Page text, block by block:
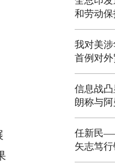
和劳动
我对美涉
首例对
信息战
朗称与
任新民
矢志笃